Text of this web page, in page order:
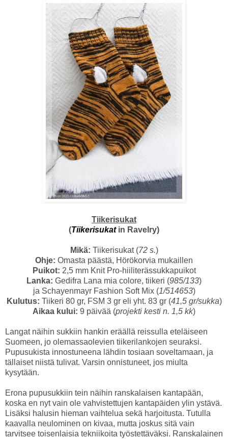
Tiikerisukat
(Tiikerisukatin Ravelry)
Mikä: Tiikerisukat (72 s.)
Ohje: Omasta päästä, Hörökorvia mukaillen
Puikot: 2,5 mm Knit Pro-hiiliterässukkapuikot
Lanka: Gedifra Lana mia colore, tiikeri (985/133)
ja Schayenmayr Fashion Soft Mix (1/514653)
Kulutus: Tiikeri 80 gr, FSM 3 gr eli yht. 83 gr (41,5 gr/sukka)
Aikaa kului: 9 päivää (projekti kesti n. 1,5 kk)
Langat näihin sukkiin hankin eräällä reissulla eteläiseen
Suomeen, jo olemassaolevien tiikerilankojen seuraksi.
Pupusukista innostuneena lähdin tosiaan soveltamaan, ja
tällaiset niistä tulivat. Varsin onnistuneet, jos miulta
kysytään.
Erona pupusukkiin tein näihin ranskalaisen kantapään,
koska en nyt vain ole vahvistettujen kantapäiden ylin ystävä.
Lisäksi halusin hieman vaihtelua sekä harjoitusta. Tutulla
kaavalla neulominen on kivaa, mutta joskus sitä vain
tarvitsee toisenlaisia tekniikoita työstettäväksi. Ranskalainen